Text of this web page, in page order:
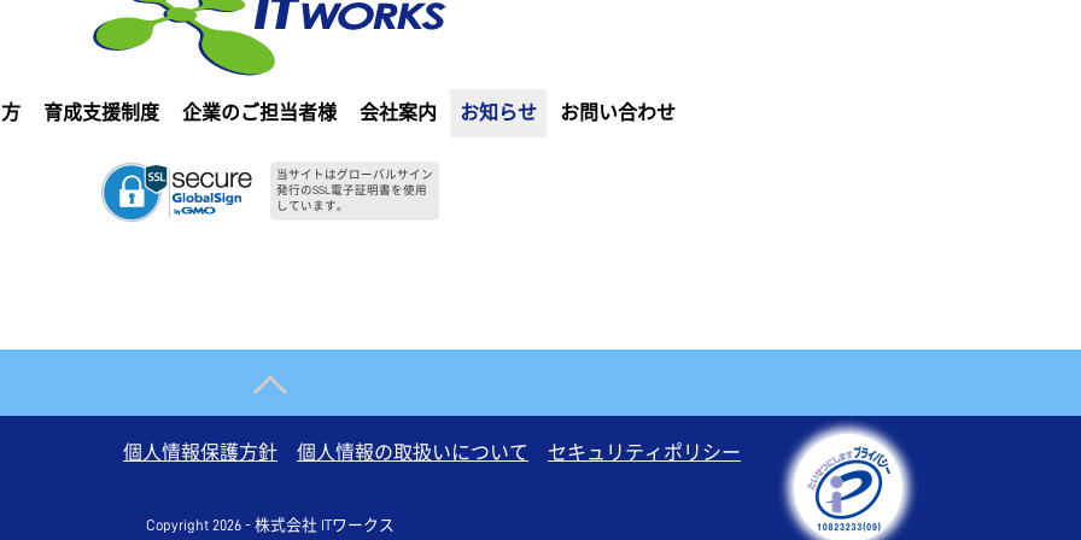
育成支援制度 企業のご担当者様 会社案内 お知らせ お問い合わせ
当サイトはグローバルサイン
発行のSSL電子証明書を使用
しています。
個人情報保護方針 個人情報の取扱いについて セキュリティポリシー
Copyright 2026 - 株式会社 ITワークス